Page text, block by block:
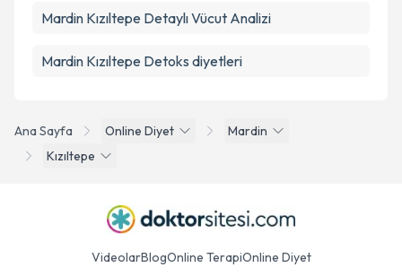
Ana Sayfa Online Diyet
Mardin
Kızıltepe
Mardin Kızıltepe Detaylı Vücut Analizi
Mardin Kızıltepe Detoks diyetleri
VideolarBlogOnline TerapiOnline Diyet